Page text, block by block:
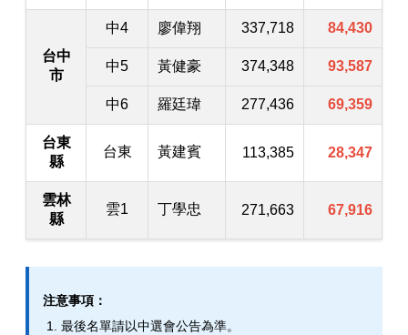
台中
市
中4 廖偉翔 337,718 84,430
中5 黃健豪 374,348 93,587
中6 羅廷瑋 277,436 69,359
台東
縣
台東 黃建賓 113,385 28,347
雲林
縣
雲1 丁學忠 271,663 67,916
注意事項：
最後名單請以中選會公告為準。